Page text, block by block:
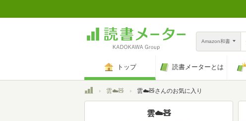
Amazon和書
トップ 読書メーターとは
トップ雲☁️🧸 雲☁️🧸さんのお気に入り
雲☁️🧸